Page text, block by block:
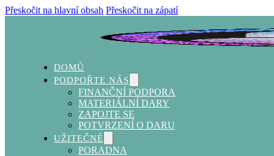
Přeskočit na hlavní obsah Přeskočit na zápatí
DOMŮ
PODPOŘTE NÁS
FINANČNÍ PODPORA
MATERIÁLNÍ DARY
ZAPOJTE SE
POTVRZENÍ O DARU
UŽITEČNÉ
PORADNA